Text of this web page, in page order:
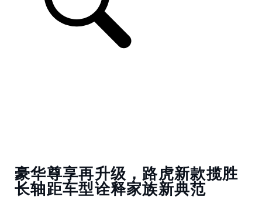
豪华尊享再升级，路虎新款揽胜
长轴距车型诠释家族新典范